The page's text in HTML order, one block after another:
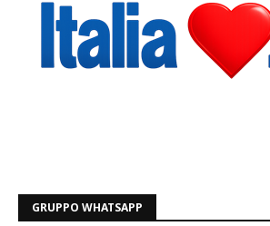
GRUPPO WHATSAPP